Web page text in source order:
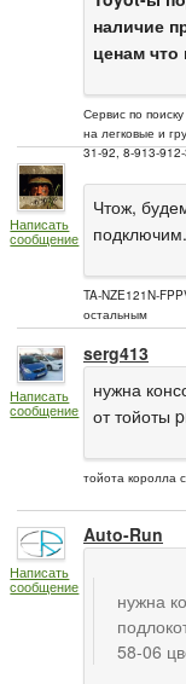
наличие
ценам что
Сервис по
на легковые и
31-92, 8-913-
Написать
сообщение
Чтож,
TA-NZE121N-
остальным
Написать
сообщение
serg413
нужна
от тойоты
тойота королла
Написать
сообщение
Auto-Run
нужна
58-06